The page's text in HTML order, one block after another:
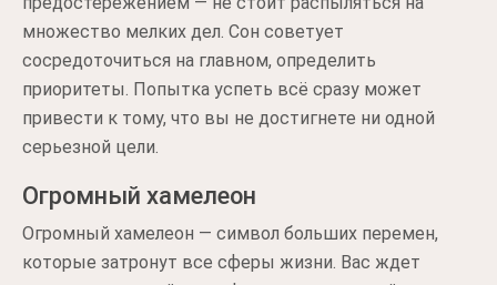
множество мелких дел. Сон советует
сосредоточиться на главном, определить
приоритеты. Попытка успеть всё сразу может
привести к тому, что вы не достигнете ни одной
серьезной цели.
Огромный хамелеон
Огромный хамелеон — символ больших перемен,
которые затронут все сферы жизни. Вас ждет